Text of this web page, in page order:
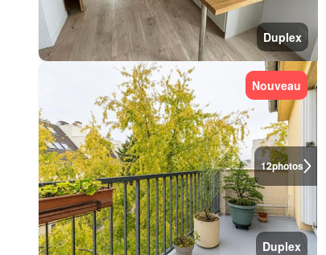
Duplex
12photos
Nouveau
Duplex